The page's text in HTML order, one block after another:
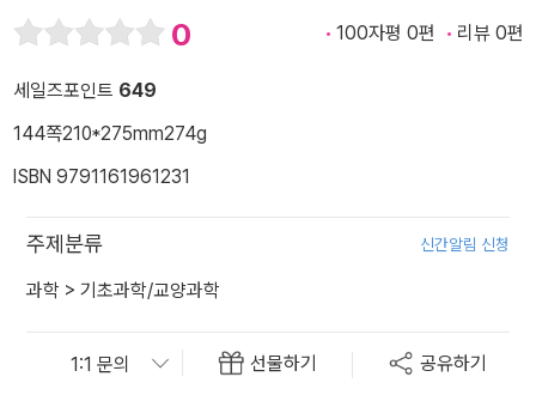
0 100자평 0편 리뷰 0편
세일즈포인트 649
144쪽210*275mm274g
ISBN 9791161961231
주제분류 신간알림 신청
과학 > 기초과학/교양과학
선물하기 공유하기